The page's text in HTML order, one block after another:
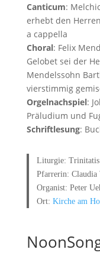
Canticum:
erhebt den
a cappella
Choral: Felix
Gelobet sei der
Mendelssohn
vierstimmig
Orgelnachspiel:
Präludium und
Schriftlesung:
Liturgie: Trinitatis
Pfarrerin: Claudia
Organist: Peter
Ort:Kirche am